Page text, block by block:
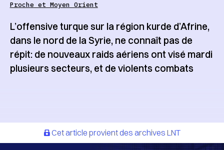
Proche et Moyen Orient
L’offensive turque sur la région kurde d’Afrine,
dans le nord de la Syrie, ne connaît pas de
répit: de nouveaux raids aériens ont visé mardi
plusieurs secteurs, et de violents combats
Cet article provient des archives LNT